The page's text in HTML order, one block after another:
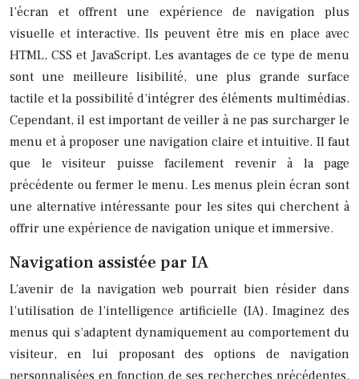
l’écran et offrent une expérience de navigation plus
visuelle et interactive. Ils peuvent être mis en place avec
HTML, CSS et JavaScript. Les avantages de ce type de menu
sont une meilleure lisibilité, une plus grande surface
tactile et la possibilité d’intégrer des éléments multimédias.
Cependant, il est important de veiller à ne pas surcharger le
menu et à proposer une navigation claire et intuitive. Il faut
que le visiteur puisse facilement revenir à la page
précédente ou fermer le menu. Les menus plein écran sont
une alternative intéressante pour les sites qui cherchent à
offrir une expérience de navigation unique et immersive.
Navigation assistée par IA
L’avenir de la navigation web pourrait bien résider dans
l’utilisation de l’intelligence artificielle (IA). Imaginez des
menus qui s’adaptent dynamiquement au comportement du
visiteur, en lui proposant des options de navigation
personnalisées en fonction de ses recherches précédentes,